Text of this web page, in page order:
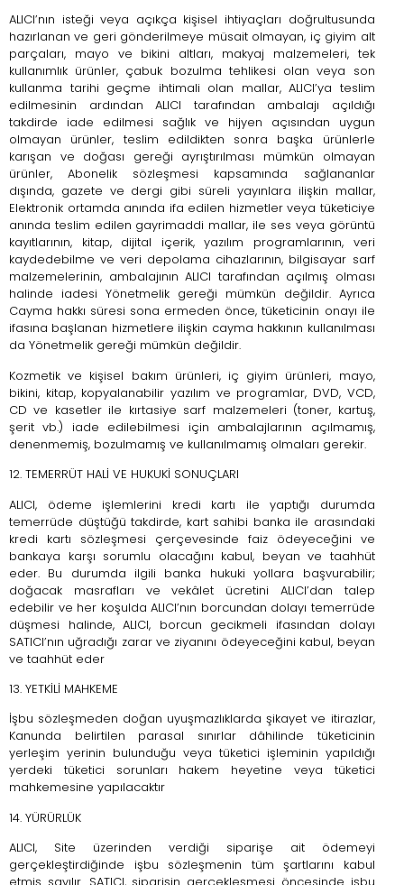
ALICI’nın isteği veya açıkça kişisel ihtiyaçları doğrultusunda
hazırlanan ve geri gönderilmeye müsait olmayan, iç giyim alt
parçaları, mayo ve bikini altları, makyaj malzemeleri, tek
kullanımlık ürünler, çabuk bozulma tehlikesi olan veya son
kullanma tarihi geçme ihtimali olan mallar, ALICI’ya teslim
edilmesinin ardından ALICI tarafından ambalajı açıldığı
takdirde iade edilmesi sağlık ve hijyen açısından uygun
olmayan ürünler, teslim edildikten sonra başka ürünlerle
karışan ve doğası gereği ayrıştırılması mümkün olmayan
ürünler, Abonelik sözleşmesi kapsamında sağlananlar
dışında, gazete ve dergi gibi süreli yayınlara ilişkin mallar,
Elektronik ortamda anında ifa edilen hizmetler veya tüketiciye
anında teslim edilen gayrimaddi mallar, ile ses veya görüntü
kayıtlarının, kitap, dijital içerik, yazılım programlarının, veri
kaydedebilme ve veri depolama cihazlarının, bilgisayar sarf
malzemelerinin, ambalajının ALICI tarafından açılmış olması
halinde iadesi Yönetmelik gereği mümkün değildir. Ayrıca
Cayma hakkı süresi sona ermeden önce, tüketicinin onayı ile
ifasına başlanan hizmetlere ilişkin cayma hakkının kullanılması
da Yönetmelik gereği mümkün değildir.
Kozmetik ve kişisel bakım ürünleri, iç giyim ürünleri, mayo,
bikini, kitap, kopyalanabilir yazılım ve programlar, DVD, VCD,
CD ve kasetler ile kırtasiye sarf malzemeleri (toner, kartuş,
şerit vb.) iade edilebilmesi için ambalajlarının açılmamış,
denenmemiş, bozulmamış ve kullanılmamış olmaları gerekir.
12. TEMERRÜT HALİ VE HUKUKİ SONUÇLARI
ALICI, ödeme işlemlerini kredi kartı ile yaptığı durumda
temerrüde düştüğü takdirde, kart sahibi banka ile arasındaki
kredi kartı sözleşmesi çerçevesinde faiz ödeyeceğini ve
bankaya karşı sorumlu olacağını kabul, beyan ve taahhüt
eder. Bu durumda ilgili banka hukuki yollara başvurabilir;
doğacak masrafları ve vekâlet ücretini ALICI’dan talep
edebilir ve her koşulda ALICI’nın borcundan dolayı temerrüde
düşmesi halinde, ALICI, borcun gecikmeli ifasından dolayı
SATICI’nın uğradığı zarar ve ziyanını ödeyeceğini kabul, beyan
ve taahhüt eder
13. YETKİLİ MAHKEME
İşbu sözleşmeden doğan uyuşmazlıklarda şikayet ve itirazlar,
Kanunda belirtilen parasal sınırlar dâhilinde tüketicinin
yerleşim yerinin bulunduğu veya tüketici işleminin yapıldığı
yerdeki tüketici sorunları hakem heyetine veya tüketici
mahkemesine yapılacaktır
14. YÜRÜRLÜK
ALICI, Site üzerinden verdiği siparişe ait ödemeyi
gerçekleştirdiğinde işbu sözleşmenin tüm şartlarını kabul